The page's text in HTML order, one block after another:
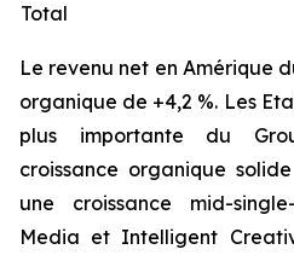
Total
Le revenu net en Amérique
organique de +4,2 %. Les
plus importante du
croissance organique
une croissance mid-
Media et Intelligent